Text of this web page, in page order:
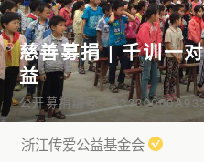
慈善募捐 | 千训一
益
公开募捐编号：
浙江传爱公益基金会